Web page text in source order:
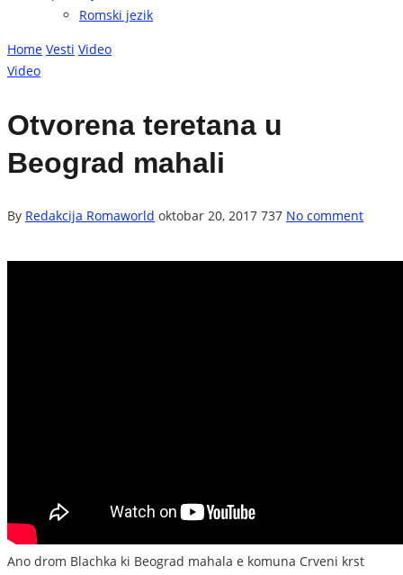
Romski jezik
Home Vesti Video
Video
Otvorena teretana u
Beograd mahali
By Redakcija Romaworld oktobar 20, 2017 737 No comment
Ano drom Blachka ki Beograd mahala e komuna Crveni krst